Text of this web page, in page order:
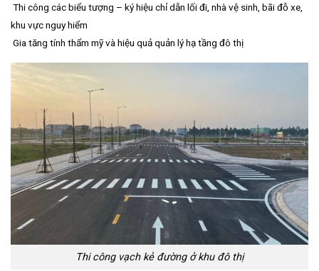
Thi công các biểu tượng – ký hiệu chỉ dẫn lối đi, nhà vệ sinh, bãi đỗ xe,
khu vực nguy hiểm
Gia tăng tính thẩm mỹ và hiệu quả quản lý hạ tầng đô thị
Thi công vạch kẻ đường ở khu đô thị